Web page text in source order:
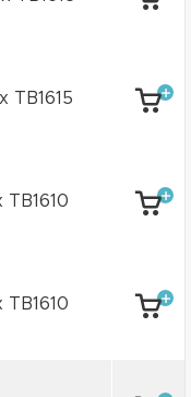
x TB1615
TB1610
TB1610